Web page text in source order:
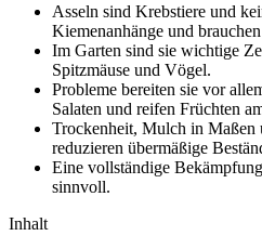
Asseln sind Krebstiere und
Kiemenanhänge und
Im Garten sind sie wichtige
Spitzmäuse und Vögel.
Probleme bereiten sie vor
Salaten und reifen Früchten
Trockenheit, Mulch in Maßen
reduzieren übermäßige
Eine vollständige
sinnvoll.
Inhalt